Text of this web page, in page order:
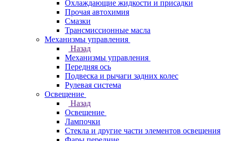
Охлаждающие жидкости и присадки
Прочая автохимия
Смазки
Трансмиссионные масла
Механизмы управления
Назад
Механизмы управления
Передняя ось
Подвеска и рычаги задних колес
Рулевая система
Освещение
Назад
Освещение
Лампочки
Стекла и другие части элементов освещения